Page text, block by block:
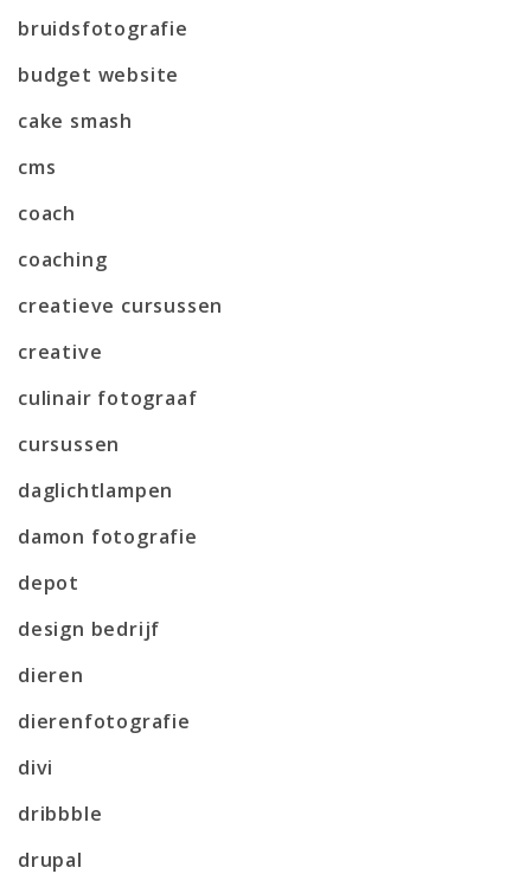
bruidsfotografie
budget website
cake smash
cms
coach
coaching
creatieve cursussen
creative
culinair fotograaf
cursussen
daglichtlampen
damon fotografie
depot
design bedrijf
dieren
dierenfotografie
divi
dribbble
drupal